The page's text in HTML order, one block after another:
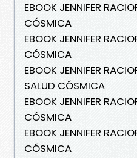
EBOOK JENNIFER
CÓSMICA
EBOOK JENNIFER
CÓSMICA
EBOOK JENNIFER
SALUD CÓSMICA
EBOOK JENNIFER
CÓSMICA
EBOOK JENNIFER
CÓSMICA